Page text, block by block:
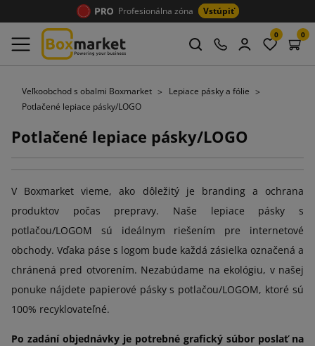
Profesionálna zóna Vstúpiť
0 0
Veľkoobchod s obalmi Boxmarket
Lepiace pásky a fólie
Potlačené lepiace pásky/LOGO
Potlačené lepiace pásky/LOGO
V Boxmarket vieme, ako dôležitý je branding a ochrana
produktov počas prepravy. Naše lepiace pásky s
potlačou/LOGOM sú ideálnym riešením pre internetové
obchody. Vďaka páse s logom bude každá zásielka označená a
chránená pred otvorením. Nezabúdame na ekológiu, v našej
ponuke nájdete papierové pásky s potlačou/LOGOM, ktoré sú
100% recyklovateľné.
Po zadání objednávky je potrebné grafický súbor poslať na